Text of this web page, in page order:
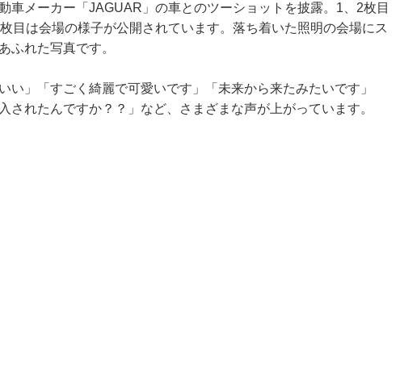
車メーカー「JAGUAR」の車とのツーショットを披露。1、2枚目
目は会場の様子が公開されています。落ち着いた照明の会場にス
ふれた写真です。
い」「すごく綺麗で可愛いです」「未来から来たみたいです」
されたんですか？？」など、さまざまな声が上がっています。